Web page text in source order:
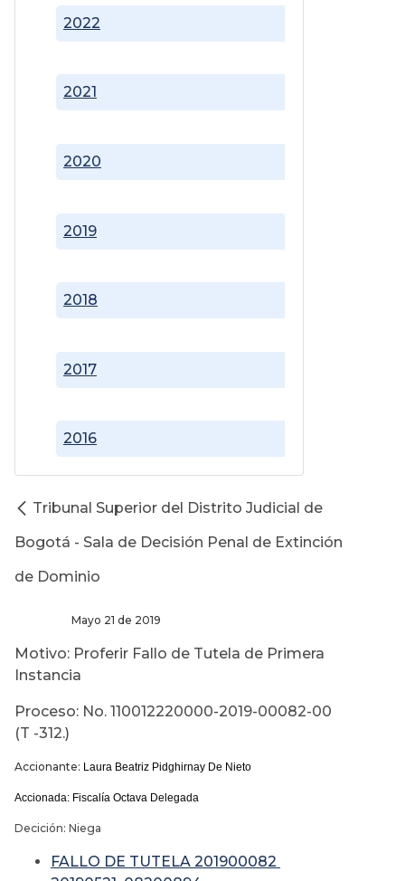
2016
2017
2018
2019
2020
2021
2022
Tribunal Superior del Distrito Judicial de
Bogotá - Sala de Decisión Penal de Extinción
de Dominio
Mayo 21 de 2019
Motivo: Proferir Fallo de Tutela de Primera
Instancia
Proceso: No. 110012220000-2019-00082-00
(T -312.)
Accionante: Laura Beatriz Pidghirnay De Nieto
Accionada: Fiscalía Octava Delegada
Decición: Niega
FALLO DE TUTELA 201900082